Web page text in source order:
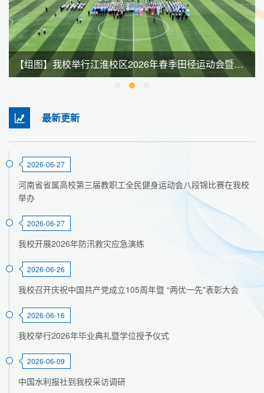
【组图】我校举行江淮校区2026年春季田径运动会暨全民健身大会
最新更新
2026-06-27
河南省省属高校第三届教职工全民健身运动会八段锦比赛在我校
举办
2026-06-27
我校开展2026年防汛救灾应急演练
2026-06-26
我校召开庆祝中国共产党成立105周年暨 “两优一先"表彰大会
2026-06-16
我校举行2026年毕业典礼暨学位授予仪式
2026-06-09
中国水利报社到我校采访调研